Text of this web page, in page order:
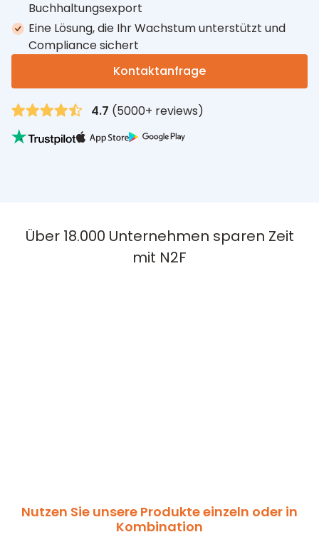
Buchhaltungsexport
Eine Lösung, die Ihr Wachstum unterstützt und
Compliance sichert
Kontaktanfrage
4.7 (5000+ reviews)
Über 18.000 Unternehmen sparen Zeit
mit N2F
Nutzen Sie unsere Produkte einzeln oder in
Kombination